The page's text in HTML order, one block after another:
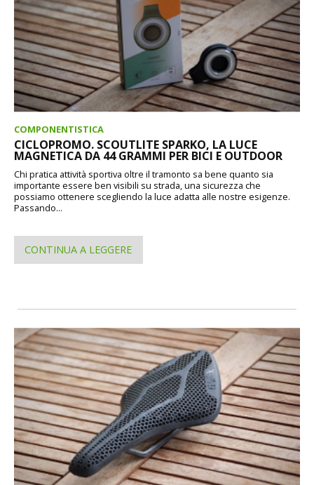
COMPONENTISTICA
CICLOPROMO. SCOUTLITE SPARKO, LA LUCE
MAGNETICA DA 44 GRAMMI PER BICI E OUTDOOR
Chi pratica attività sportiva oltre il tramonto sa bene quanto sia
importante essere ben visibili su strada, una sicurezza che
possiamo ottenere scegliendo la luce adatta alle nostre esigenze.
Passando...
CONTINUA A LEGGERE